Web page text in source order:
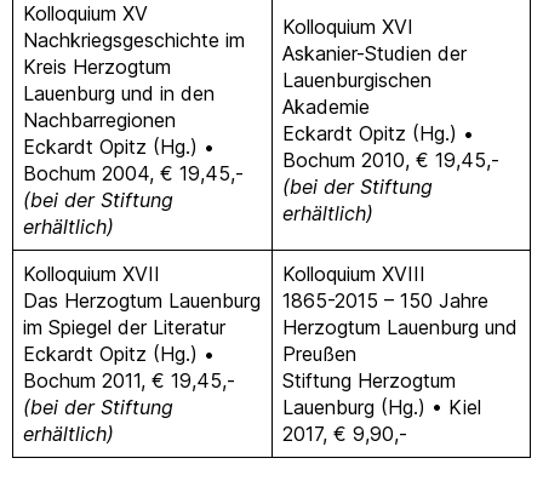
Kolloquium XV
Nachkriegsgeschichte im
Kreis Herzogtum
Lauenburg und in den
Nachbarregionen
Eckardt Opitz (Hg.) •
Bochum 2004, € 19,45,-
(bei der Stiftung
erhältlich)
Kolloquium XVI
Askanier-Studien der
Lauenburgischen
Akademie
Eckardt Opitz (Hg.) •
Bochum 2010, € 19,45,-
(bei der Stiftung
erhältlich)
Kolloquium XVII
Das Herzogtum Lauenburg
im Spiegel der Literatur
Eckardt Opitz (Hg.) •
Bochum 2011, € 19,45,-
(bei der Stiftung
erhältlich)
Kolloquium XVIII
1865-2015 – 150 Jahre
Herzogtum Lauenburg und
Preußen
Stiftung Herzogtum
Lauenburg (Hg.) • Kiel
2017, € 9,90,-